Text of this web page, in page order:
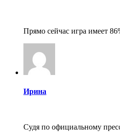
Прямо сейчас игра имеет
Ирина
Судя по официальному